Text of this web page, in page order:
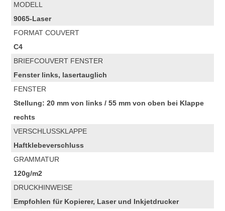
MODELL
9065-Laser
FORMAT COUVERT
C4
BRIEFCOUVERT FENSTER
Fenster links, lasertauglich
FENSTER
Stellung: 20 mm von links / 55 mm von oben bei Klappe
rechts
VERSCHLUSSKLAPPE
Haftklebeverschluss
GRAMMATUR
120g/m2
DRUCKHINWEISE
Empfohlen für Kopierer, Laser und Inkjetdrucker